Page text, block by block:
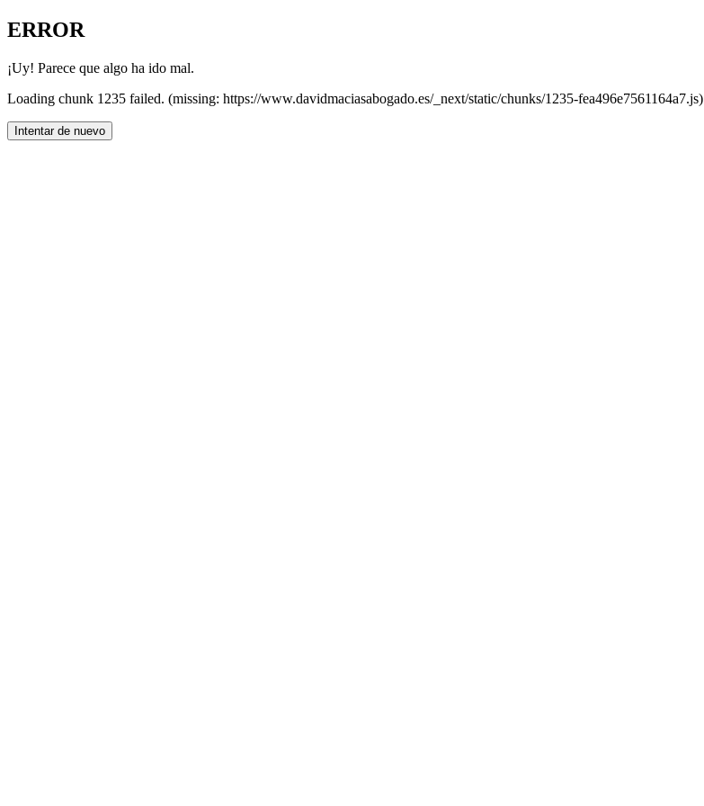
ERROR
¡Uy! Parece que algo ha ido mal.
Loading chunk 1235 failed. (missing: https://www.davidmaciasabogado.es/_next/static/chunks/1235-fea496e7561164a7.js)
Intentar de nuevo